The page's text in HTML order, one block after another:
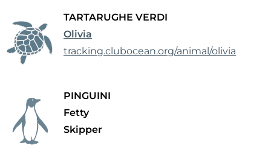
TARTARUGHE VERDI
Olivia
tracking.clubocean.org/animal/olivia
PINGUINI
Fetty
Skipper